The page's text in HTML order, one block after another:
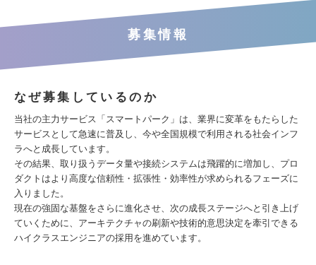
募集情報
なぜ募集しているのか
当社の主力サービス「スマートパーク」は、業界に変革をもたらした
サービスとして急速に普及し、今や全国規模で利用される社会インフ
ラへと成長しています。
その結果、取り扱うデータ量や接続システムは飛躍的に増加し、プロ
ダクトはより高度な信頼性・拡張性・効率性が求められるフェーズに
入りました。
現在の強固な基盤をさらに進化させ、次の成長ステージへと引き上げ
ていくために、アーキテクチャの刷新や技術的意思決定を牽引できる
ハイクラスエンジニアの採用を進めています。